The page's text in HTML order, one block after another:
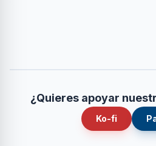
¿Quieres apoyar
Ko-fi